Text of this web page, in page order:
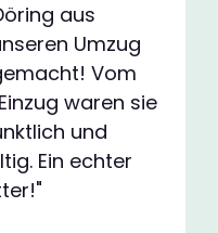
aus
Umzug
Vom
waren sie
und
Ein echter